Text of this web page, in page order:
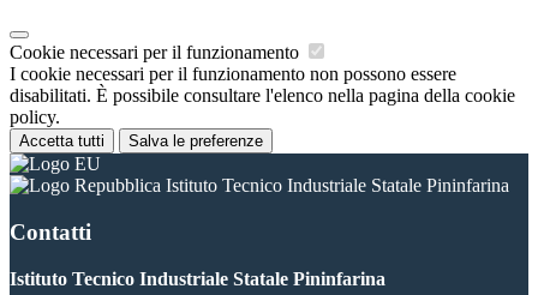
Cookie necessari per il funzionamento
I cookie necessari per il funzionamento non possono essere
disabilitati. È possibile consultare l'elenco nella pagina della cookie
policy.
Accetta tutti Salva le preferenze
Istituto Tecnico Industriale Statale Pininfarina
Contatti
Istituto Tecnico Industriale Statale Pininfarina